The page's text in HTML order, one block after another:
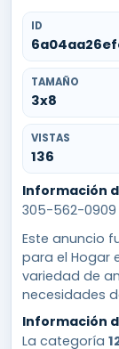
ID
TAMAÑO
3x8
VISTAS
136
Información
305-562-0909
Este anuncio
para el Hogar
variedad de
necesidades
Información
La categoría